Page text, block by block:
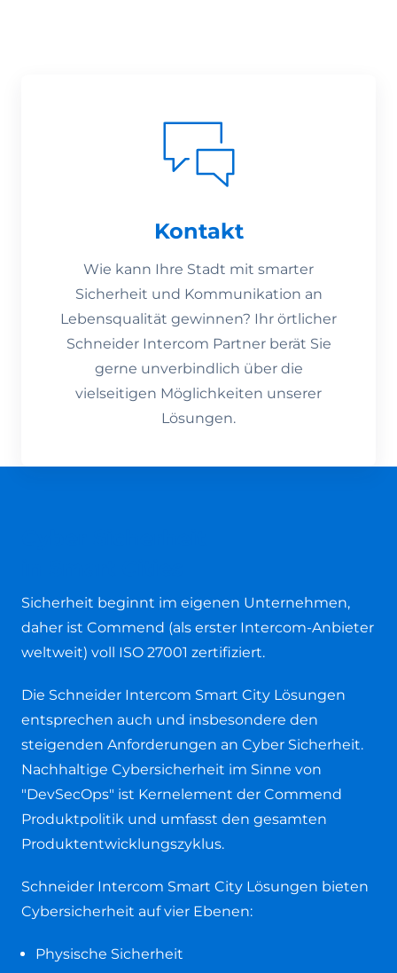
Kontakt
Wie kann Ihre Stadt mit smarter
Sicherheit und Kommunikation an
Lebensqualität gewinnen? Ihr örtlicher
Schneider Intercom Partner berät Sie
gerne unverbindlich über die
vielseitigen Möglichkeiten unserer
Lösungen.
Sicherheit beginnt im eigenen Unternehmen,
daher ist Commend (als erster Intercom-Anbieter
weltweit) voll ISO 27001 zertifiziert.
Die Schneider Intercom Smart City Lösungen
entsprechen auch und insbesondere den
steigenden Anforderungen an Cyber Sicherheit.
Nachhaltige Cybersicherheit im Sinne von
"DevSecOps" ist Kernelement der Commend
Produktpolitik und umfasst den gesamten
Produktentwicklungszyklus.
Schneider Intercom Smart City Lösungen bieten
Cybersicherheit auf vier Ebenen:
Physische Sicherheit